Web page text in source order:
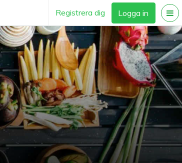
Registrera dig Logga in